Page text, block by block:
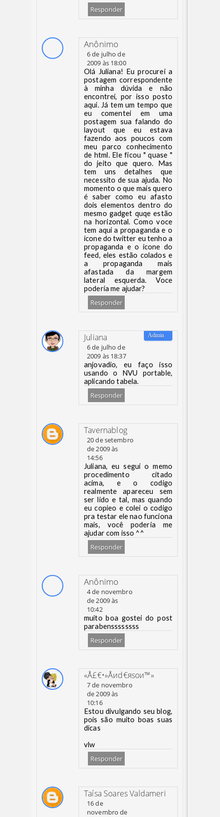
Responder
Anônimo
6 de julho de
2009 às 18:00
Olá Juliana! Eu procurei a
postagem correspondente
à minha dúvida e não
encontrei, por isso posto
aqui. Já tem um tempo que
eu comentei em uma
postagem sua falando do
layout que eu estava
fazendo aos poucos com
meu parco conhecimento
de html. Ele ficou " quase "
do jeito que quero. Mas
tem uns detalhes que
necessito de sua ajuda. No
momento o que mais quero
é saber como eu afasto
dois elementos dentro do
mesmo gadget quqe estão
na horizontal. Como voce
tem aqui a propaganda e o
icone do twitter eu tenho a
propaganda e o icone do
feed, eles estão colados e
a propaganda mais
afastada da margem
lateral esquerda. Voce
poderia me ajudar?
Responder
Juliana
6 de julho de
2009 às 18:37
anjovadio, eu faço isso
usando o NVU portable,
aplicando tabela.
Responder
Tavernablog
20 de setembro
de 2009 às
14:56
Juliana, eu segui o memo
procedimento citado
acima, e o codigo
realmente apareceu sem
ser lido e tal, mas quando
eu copieo e colei o codigo
pra testar ele nao funciona
mais, você poderia me
ajudar com isso ^^
Responder
Anônimo
4 de novembro
de 2009 às
10:42
muito boa gostei do post
parabenssssssss
Responder
«Å£€•»Åиd€яsoи™»
7 de novembro
de 2009 às
10:16
Estou divulgando seu blog,
pois são muito boas suas
dicas
vlw
Responder
Taísa Soares Valdameri
16 de
novembro de